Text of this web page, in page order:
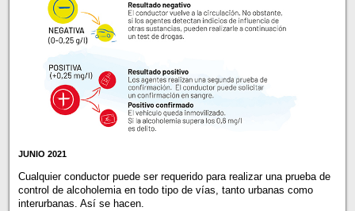
JUNIO 2021
Cualquier conductor puede ser requerido para realizar una prueba de
control de alcoholemia en todo tipo de vías, tanto urbanas como
interurbanas. Así se hacen.